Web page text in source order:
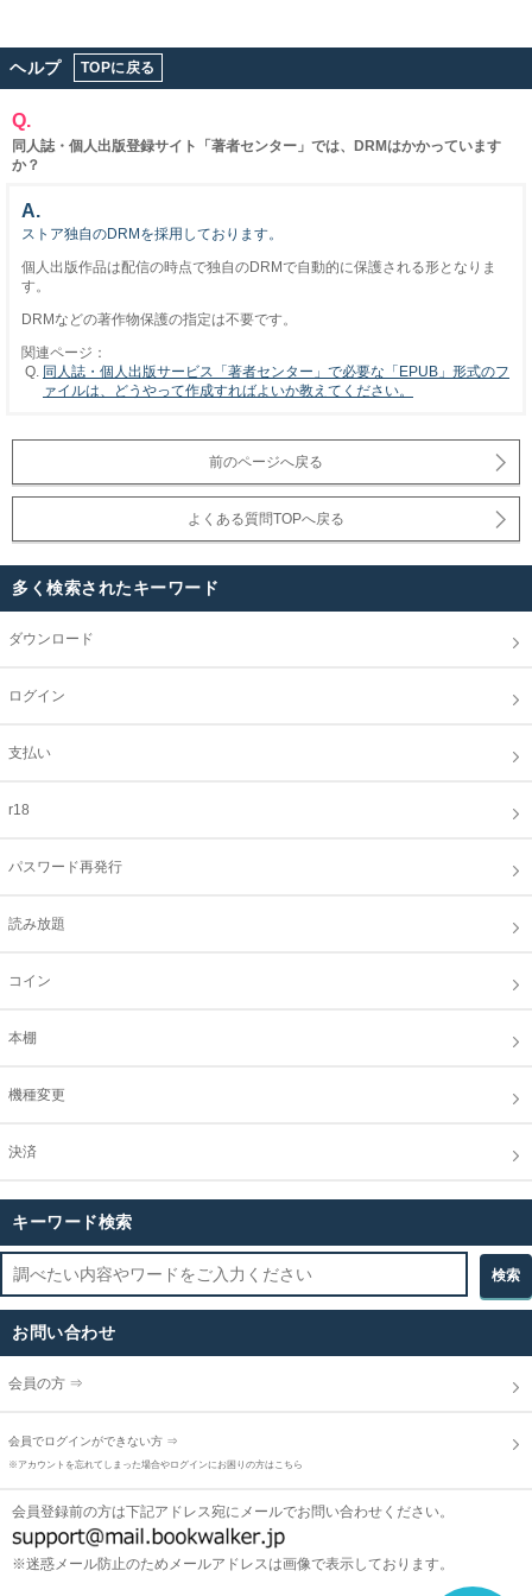
ヘルプ TOPに戻る
Q.
同人誌・個人出版登録サイト「著者センター」では、DRMはかかっています
か？
A.
ストア独自のDRMを採用しております。
個人出版作品は配信の時点で独自のDRMで自動的に保護される形となりま
す。
DRMなどの著作物保護の指定は不要です。
関連ページ：
同人誌・個人出版サービス「著者センター」で必要な「EPUB」形式のフ
ァイルは、どうやって作成すればよいか教えてください。
前のページへ戻る
よくある質問TOPへ戻る
多く検索されたキーワード
ダウンロード
ログイン
支払い
r18
パスワード再発行
読み放題
コイン
本棚
機種変更
決済
キーワード検索
お問い合わせ
会員の方 ⇒
会員でログインができない方 ⇒
※アカウントを忘れてしまった場合やログインにお困りの方はこちら
会員登録前の方は下記アドレス宛にメールでお問い合わせください。
※迷惑メール防止のためメールアドレスは画像で表示しております。